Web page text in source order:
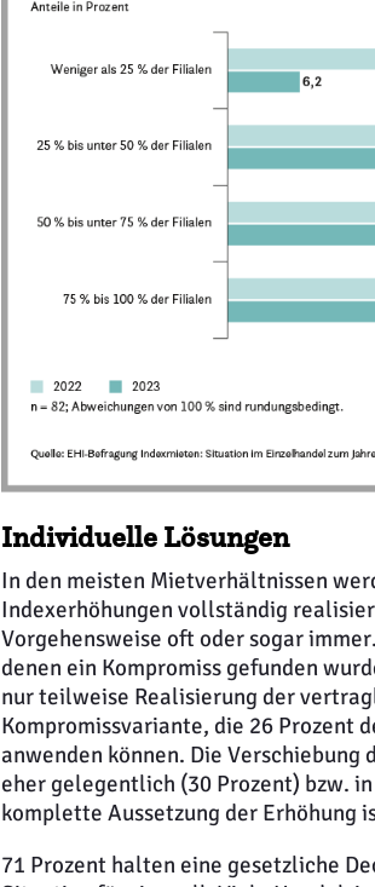
Individuelle Lösungen
In den meisten Mietverhältnissen
Indexerhöhungen vollständig
Vorgehensweise oft oder sogar
denen ein Kompromiss gefunden
nur teilweise Realisierung der
Kompromissvariante, die 26 Prozent
anwenden können. Die
eher gelegentlich (30 Prozent) bzw.
komplette Aussetzung der Erhöhung
71 Prozent halten eine gesetzliche